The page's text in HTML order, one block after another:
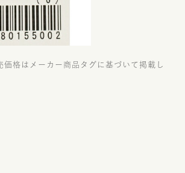
価格はメーカー商品タグに基づいて掲載し